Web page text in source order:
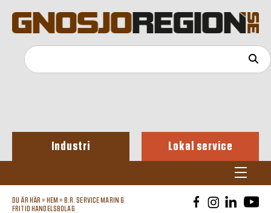
Industri Lokal service
DU ÄR HÄR » HEM » B.R. SERVICE MARIN &
FRITID HANDELSBOLAG